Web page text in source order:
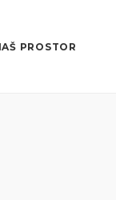
PROSTOR